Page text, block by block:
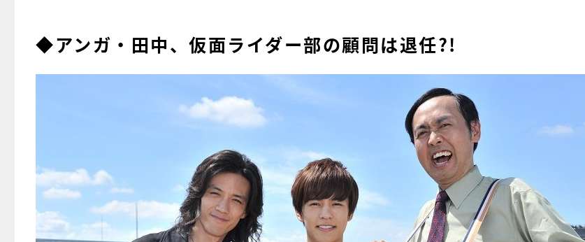
◆アンガ・田中、仮面ライダー部の顧問は退任?!